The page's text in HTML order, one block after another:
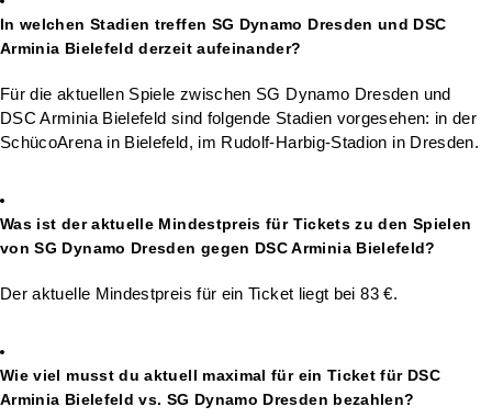
In welchen Stadien treffen SG Dynamo Dresden und DSC
Arminia Bielefeld derzeit aufeinander?
Für die aktuellen Spiele zwischen SG Dynamo Dresden und
DSC Arminia Bielefeld sind folgende Stadien vorgesehen: in der
SchücoArena in Bielefeld, im Rudolf-Harbig-Stadion in Dresden.
Was ist der aktuelle Mindestpreis für Tickets zu den Spielen
von SG Dynamo Dresden gegen DSC Arminia Bielefeld?
Der aktuelle Mindestpreis für ein Ticket liegt bei 83 €.
Wie viel musst du aktuell maximal für ein Ticket für DSC
Arminia Bielefeld vs. SG Dynamo Dresden bezahlen?